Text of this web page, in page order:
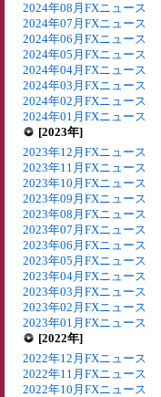
2024年08月FXニュース
2024年07月FXニュース
2024年06月FXニュース
2024年05月FXニュース
2024年04月FXニュース
2024年03月FXニュース
2024年02月FXニュース
2024年01月FXニュース
[2023年]
2023年12月FXニュース
2023年11月FXニュース
2023年10月FXニュース
2023年09月FXニュース
2023年08月FXニュース
2023年07月FXニュース
2023年06月FXニュース
2023年05月FXニュース
2023年04月FXニュース
2023年03月FXニュース
2023年02月FXニュース
2023年01月FXニュース
[2022年]
2022年12月FXニュース
2022年11月FXニュース
2022年10月FXニュース